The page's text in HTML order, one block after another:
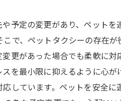
予定の変更があり、ペットを
で、ペットタクシーの存在が
更があった場合でも柔軟に対
を最小限に抑えるように心が
しています。ペットを安全に